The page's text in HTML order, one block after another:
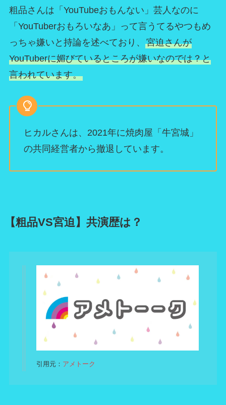
粗品さんは「YouTubeおもんない」芸人なのに
「YouTuberおもろいなあ」って言うてるやつもめ
っちゃ嫌いと持論を述べており、 宮迫さんが
YouTuberに媚びているところが嫌いなのでは？と
言われています。
ヒカルさんは、2021年に焼肉屋「牛宮城」
の共同経営者から撤退しています。
【粗品VS宮迫】共演歴は？
引用元： アメトーク